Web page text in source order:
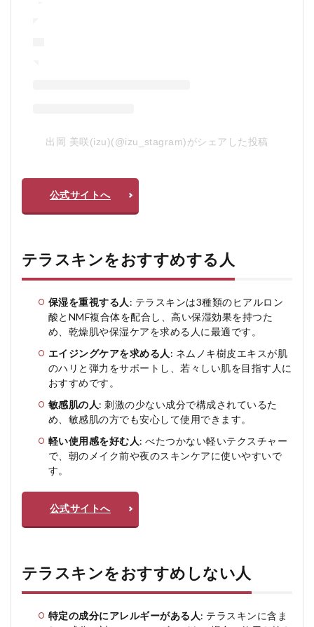
出岡 美咲(izu)(@izu_stagram)がシェアした投稿
公式サイトへ
テラスキンをおすすめする人
保湿を重視する人 : テラスキンは3種類のヒアルロン
酸とNMF複合体を配合し、高い保湿効果を持つた
め、乾燥肌や保湿ケアを求める人に最適です。
エイジングケアを求める人 : ネムノキ樹皮エキスが肌
のハリと弾力をサポートし、若々しい肌を目指す人に
おすすめです。
敏感肌の人: 刺激の少ない成分で構成されているた
め、敏感肌の方でも安心して使用できます。
軽い使用感を好む人: べたつかない軽いテクスチャー
で、朝のメイク前や夜のスキンケアに使いやすいで
す。
公式サイトへ
テラスキンをおすすめしない人
特定の成分にアレルギーがある人: テラスキンに含ま